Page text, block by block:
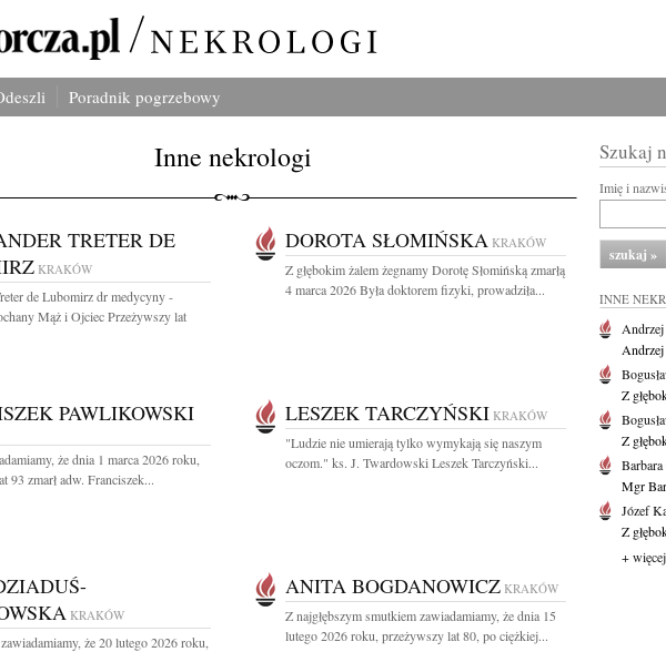
Poradnik pogrzebowy
Inne nekrologi
TRETER DE
KRAKÓW
de Lubomirz dr medycyny -
Mąż i Ojciec Przeżywszy lat
DOROTA SŁOMIŃSKA KRAKÓW
Z głębokim żalem żegnamy Dorotę Słomińską zmarłą
4 marca 2026 Była doktorem fizyki, prowadziła...
PAWLIKOWSKI
że dnia 1 marca 2026 roku,
93 zmarł adw. Franciszek...
LESZEK TARCZYŃSKI KRAKÓW
"Ludzie nie umierają tylko wymykają się naszym
oczom." ks. J. Twardowski Leszek Tarczyński...
KRAKÓW
że 20 lutego 2026 roku,
ANITA BOGDANOWICZ KRAKÓW
Z najgłębszym smutkiem zawiadamiamy, że dnia 15
lutego 2026 roku, przeżywszy lat 80, po ciężkiej...
Szukaj
Imię i
INNE
Z
Z
Mgr
Józef
Z
+ więcej